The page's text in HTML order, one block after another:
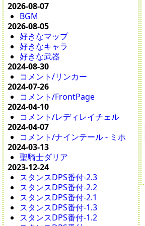
2026-08-07
BGM
2026-08-05
好きなマップ
好きなキャラ
好きな武器
2024-08-30
コメント/リンカー
2024-07-26
コメント/FrontPage
2024-04-10
コメント/レディレイチェル
2024-04-07
コメント/ナインテール - ミホ
2024-03-13
聖騎士ダリア
2023-12-24
スタンスDPS番付-2.3
スタンスDPS番付-2.2
スタンスDPS番付-2.1
スタンスDPS番付-1.3
スタンスDPS番付-1.2